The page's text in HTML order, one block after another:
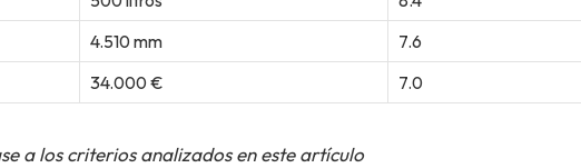
4.510 mm
7.6
34.000 € 7.0
a los criterios analizados en este artículo